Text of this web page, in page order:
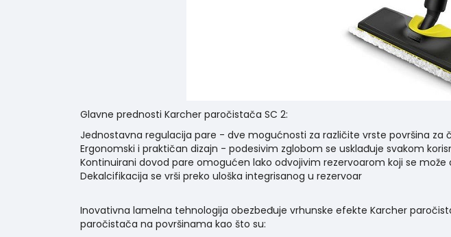
Glavne prednosti Karcher paročistača SC 2:
Jednostavna regulacija pare - dve mogućnosti za različite vrste površina za
Ergonomski i praktičan dizajn - podesivim zglobom se usklađuje svakom
Kontinuirani dovod pare omogućen lako odvojivim rezervoarom koji se
Dekalcifikacija se vrši preko uloška integrisanog u rezervoar
Inovativna lamelna tehnologija obezbeđuje vrhunske efekte Karcher
paročistača na površinama kao što su: